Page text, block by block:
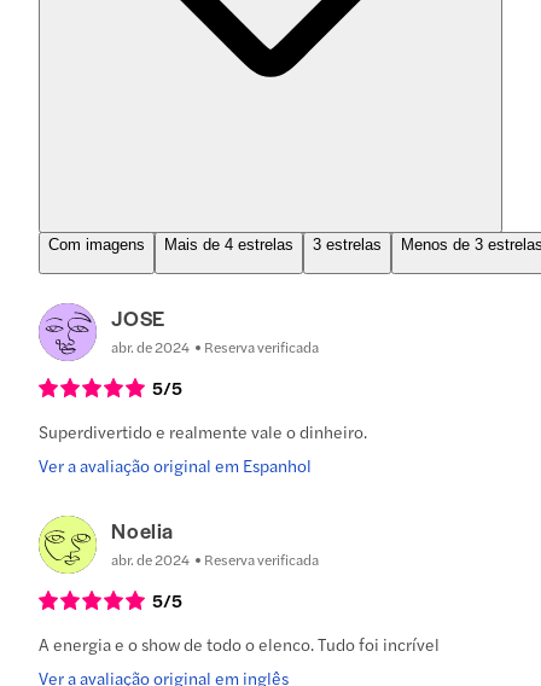
Com imagens Mais de 4 estrelas 3 estrelas Menos de 3
JOSE
abr. de 2024 Reserva verificada
5/5
Superdivertido e realmente vale o dinheiro.
Ver a avaliação original em Espanhol
Noelia
abr. de 2024 Reserva verificada
5/5
A energia e o show de todo o elenco. Tudo foi incrível
Ver a avaliação original em inglês